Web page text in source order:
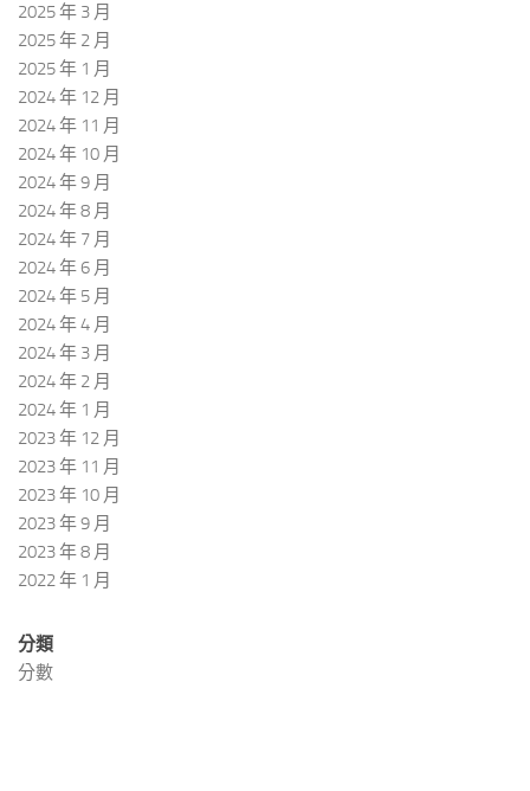
2025 年 3 月
2025 年 2 月
2025 年 1 月
2024 年 12 月
2024 年 11 月
2024 年 10 月
2024 年 9 月
2024 年 8 月
2024 年 7 月
2024 年 6 月
2024 年 5 月
2024 年 4 月
2024 年 3 月
2024 年 2 月
2024 年 1 月
2023 年 12 月
2023 年 11 月
2023 年 10 月
2023 年 9 月
2023 年 8 月
2022 年 1 月
分類
分數